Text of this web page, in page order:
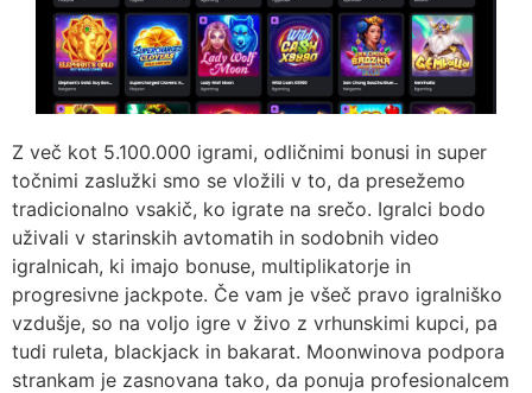
Z več kot 5.100.000 igrami, odličnimi bonusi in super
točnimi zaslužki smo se vložili v to, da presežemo
tradicionalno vsakič, ko igrate na srečo. Igralci bodo
uživali v starinskih avtomatih in sodobnih video
igralnicah, ki imajo bonuse, multiplikatorje in
progresivne jackpote. Če vam je všeč pravo igralniško
vzdušje, so na voljo igre v živo z vrhunskimi kupci, pa
tudi ruleta, blackjack in bakarat. Moonwinova podpora
strankam je zasnovana tako, da ponuja profesionalcem